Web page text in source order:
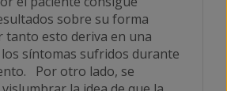
sobre su forma
tanto esto deriva en una
síntomas sufridos durante
Por otro lado, se